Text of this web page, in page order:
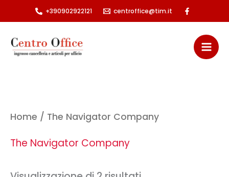
al
contenuto
+390902922121 centroffice@tim.it
Home / The Navigator Company
The Navigator Company